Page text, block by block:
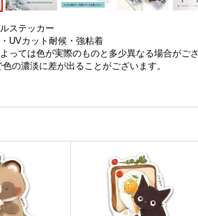
ステッカー
UVカット耐候・強粘着
っては色が実際のものと多少異なる場合がござ
の濃淡に差が出ることがございます。